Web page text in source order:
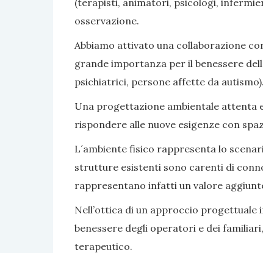
(terapisti, animatori, psicologi,
osservazione.
Abbiamo attivato una collaborazione
grande importanza per il benessere
psichiatrici, persone affette da autismo).
Una progettazione ambientale attenta
rispondere alle nuove esigenze con
L´ambiente fisico rappresenta lo
strutture esistenti sono carenti di
rappresentano infatti un valore
Nell’ottica di un approccio
benessere degli operatori e dei
terapeutico.